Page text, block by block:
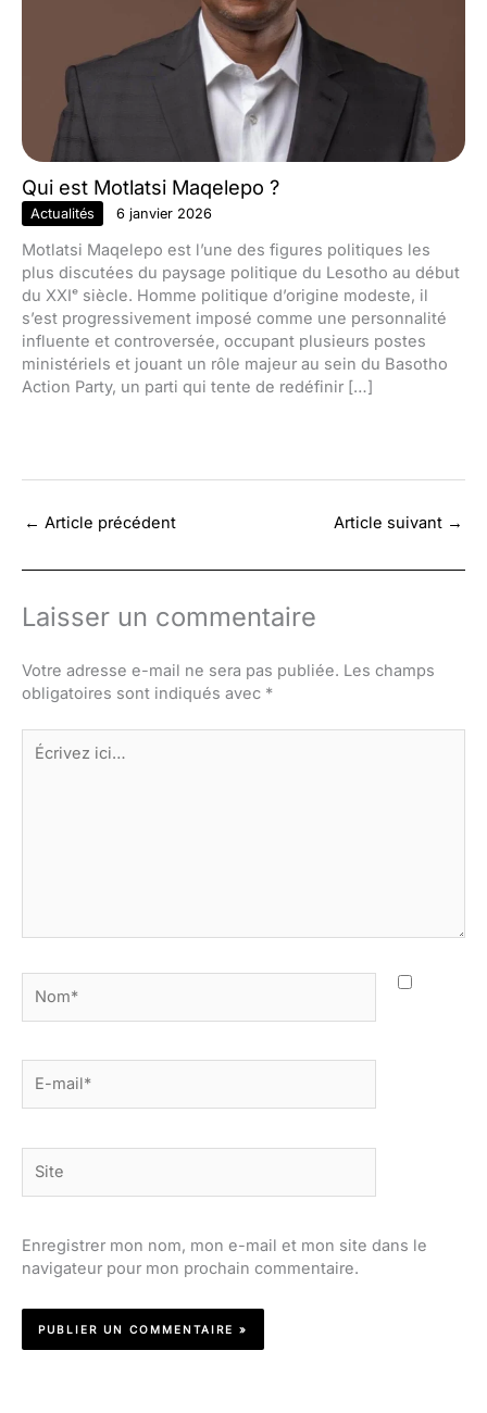
Qui est Motlatsi Maqelepo ?
Actualités 6 janvier 2026
Motlatsi Maqelepo est l’une des figures politiques les
plus discutées du paysage politique du Lesotho au début
du XXIᵉ siècle. Homme politique d’origine modeste, il
s’est progressivement imposé comme une personnalité
influente et controversée, occupant plusieurs postes
ministériels et jouant un rôle majeur au sein du Basotho
Action Party, un parti qui tente de redéfinir […]
← Article précédent Article suivant →
Laisser un commentaire
Votre adresse e-mail ne sera pas publiée. Les champs
obligatoires sont indiqués avec *
Écrivez
ici…
mail*
Enregistrer mon nom, mon e-mail et mon site dans le
navigateur pour mon prochain commentaire.